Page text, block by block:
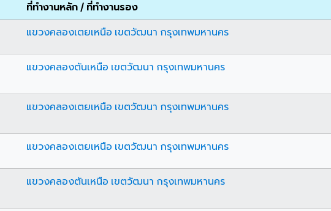
ที่ทำงานหลัก / ที่ทำงานรอง
แขวงคลองเตยเหนือ เขตวัฒนา กรุงเทพมหานคร
แขวงคลองตันเหนือ เขตวัฒนา กรุงเทพมหานคร
แขวงคลองเตยเหนือ เขตวัฒนา กรุงเทพมหานคร
แขวงคลองเตยเหนือ เขตวัฒนา กรุงเทพมหานคร
แขวงคลองตันเหนือ เขตวัฒนา กรุงเทพมหานคร